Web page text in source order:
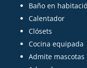
Baño en
Calentador
Clósets
Cocina equipada
Admite mascotas